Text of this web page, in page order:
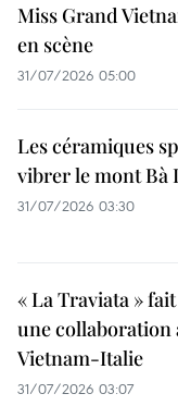
Miss Grand
en scène
31/07/2026 05:00
Les céramiques
vibrer le mont Bà
31/07/2026 03:30
« La Traviata »
une collaboration
Vietnam-Italie
31/07/2026 03:07